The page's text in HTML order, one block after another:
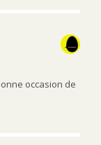
occasion de